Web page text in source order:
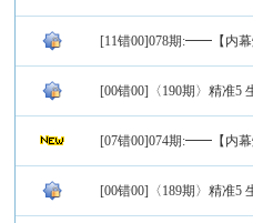
[11错00]078期:━━【内
[00错00]〈190期〉精准5
[07错00]074期:━━【内
[00错00]〈189期〉精准5